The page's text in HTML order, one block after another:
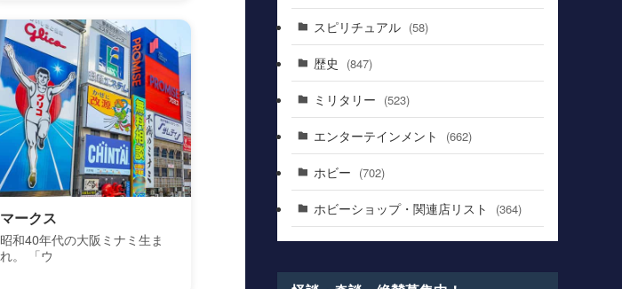
マークス
昭和40年代の大阪ミナミ生ま
れ。 「ウ
スピリチュアル (58)
歴史 (847)
ミリタリー (523)
エンターテインメント (662)
ホビー (702)
ホビーショップ・関連店リスト (364)